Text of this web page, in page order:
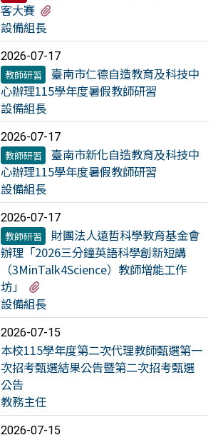
客大賽
設備組長
2026-07-17
教師研習
臺南市仁德自造教育及科技中
心辦理115學年度暑假教師研習
設備組長
2026-07-17
教師研習
臺南市新化自造教育及科技中
心辦理115學年度暑假教師研習
設備組長
2026-07-17
教師研習
財團法人遠哲科學教育基金會
辦理「2026三分鐘英語科學創新短講
（3MinTalk4Science）教師增能工作
坊」
設備組長
2026-07-15
本校115學年度第二次代理教師甄選第一
次招考甄選結果公告暨第二次招考甄選
公告
教務主任
2026-07-15